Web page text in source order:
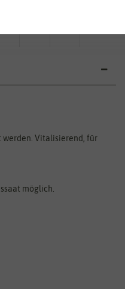
werden. Vitalisierend, für
möglich.